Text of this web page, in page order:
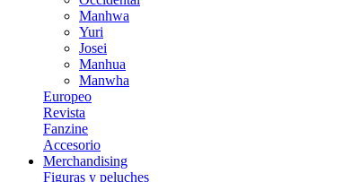
Manhwa
Yuri
Josei
Manhua
Manwha
Europeo
Revista
Fanzine
Accesorio
Merchandising
Figuras y peluches